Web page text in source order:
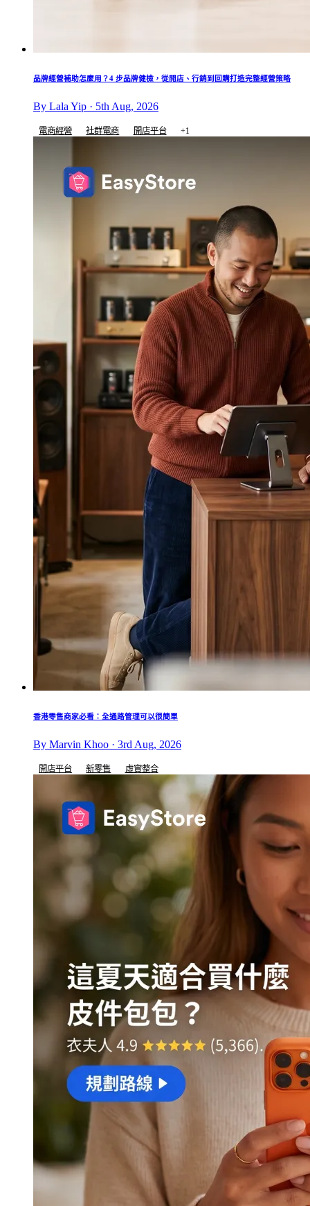
品牌經營補助怎麼用？4 步品牌健檢，從開店、行銷到回購打造完整經營策略
By Lala Yip · 5th Aug, 2026
電商經營 社群電商 開店平台 +1
香港零售商家必看：全通路管理可以很簡單
By Marvin Khoo · 3rd Aug, 2026
開店平台 新零售 虛實整合